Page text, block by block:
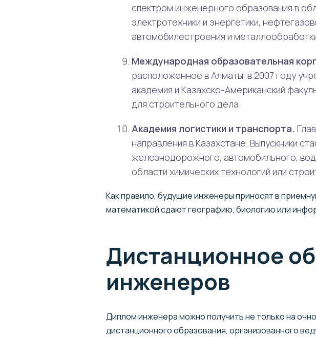
спектром инженерного образования в
электротехники и энергетики,
автомобилестроения и
Международная образовательная
расположенное в Алматы, в 2007 году
академия и Казахско-Американский
для строительного дела.
Академия логистики и транспорта.
направления в Казахстане. Выпускники
железнодорожного, автомобильного,
области химических технологий или
Как правило, будущие инженеры приносят в
математикой сдают географию, биологию или
Дистанционное
инженеров
Диплом инженера можно получить не только на
дистанционного образования, организованного